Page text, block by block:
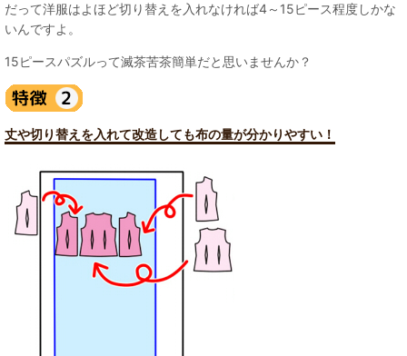
だって洋服はよほど切り替えを入れなければ4～15ピース程度しかな
いんですよ。
15ピースパズルって滅茶苦茶簡単だと思いませんか？
丈や切り替えを入れて改造しても布の量が分かりやすい！